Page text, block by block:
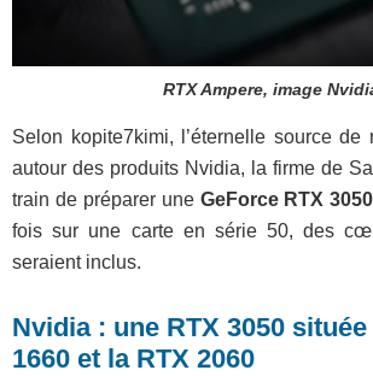
RTX Ampere, image
Selon kopite7kimi, l’éternelle source de
autour des produits Nvidia, la firme de
train de préparer une GeForce RTX 3050
fois sur une carte en série 50, des
seraient inclus.
Nvidia : une RTX 3050
1660 et la RTX 2060